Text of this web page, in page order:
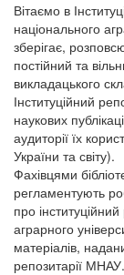
Вітаємо в
національного
зберігає,
постійний та
викладацького
Інституційний
наукових
аудиторії їх
України та світу).
Фахівцями
регламентують
про
аграрного
матеріалів,
репозитарії МНАУ.